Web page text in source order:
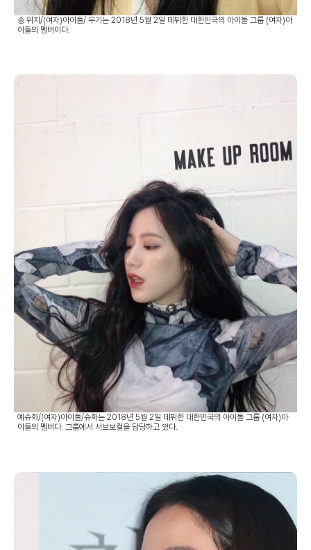
송 위치/(여자)아이들/ 우기는 2018년 5월 2일 데뷔한 대한민국의 아이돌 그룹 (여자)아
이들의 멤버이다.
예슈화/(여자)아이들/슈화는 2018년 5월 2일 데뷔한 대한민국의 아이돌 그룹 (여자)아
이들의 멤버다. 그룹에서 서브보컬을 담당하고 있다.